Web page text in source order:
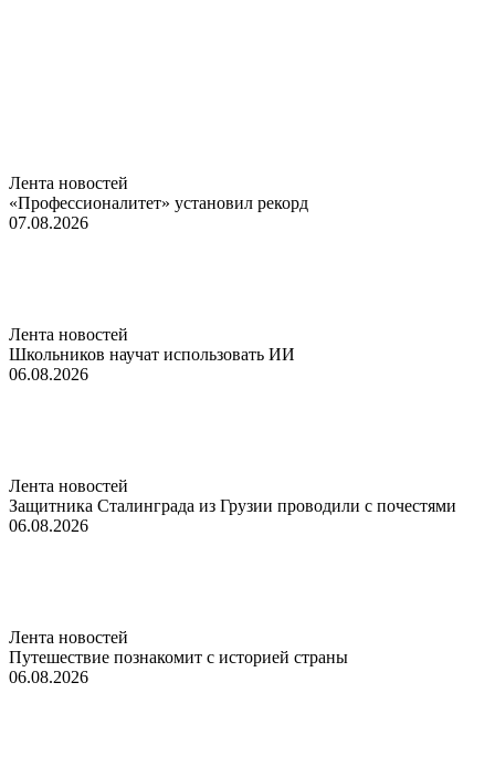
Лента новостей
«Профессионалитет» установил рекорд
07.08.2026
Лента новостей
Школьников научат использовать ИИ
06.08.2026
Лента новостей
Защитника Сталинграда из Грузии проводили с почестями
06.08.2026
Лента новостей
Путешествие познакомит с историей страны
06.08.2026